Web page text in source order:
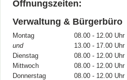
Öffnungszeiten:
Verwaltung & Bürgerbüro
Montag
08.00 - 12.00 Uhr
und
13.00 - 17.00 Uhr
Dienstag
08.00 - 12.00 Uhr
Mittwoch
08.00 - 12.00 Uhr
Donnerstag
08.00 - 12.00 Uhr